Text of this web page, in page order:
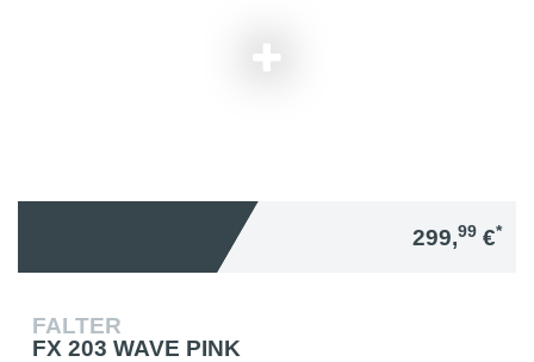
299,99 €*
FALTER
FX 203 WAVE PINK